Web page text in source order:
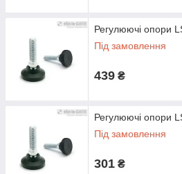
Регулюючі опори
Під замовлення
439 ₴
Регулюючі опори
Під замовлення
301 ₴